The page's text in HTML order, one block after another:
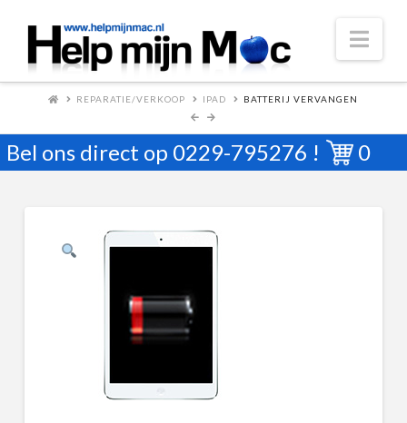
REPARATIE/VERKOOP IPAD BATTERIJ VERVANGEN
Bel ons direct op 0229-795276 ! 0